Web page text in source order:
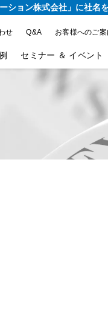
ション株式会社」に社名
せ Q&A お客様へのご
セミナー ＆ イベント